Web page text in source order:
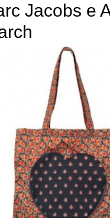
Jacobs e